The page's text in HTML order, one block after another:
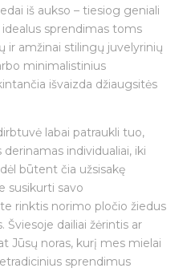
iš aukso – tiesiog geniali
idealus sprendimas toms
ir amžinai stilingų juvelyrinių
minimalistinius
išvaizda džiaugsitės
labai patraukli tuo,
individualiai, iki
būtent čia užsisakę
susikurti savo
rinktis norimo pločio žiedus
Šviesoje dailiai žėrintis ar
Jūsų noras, kurį mes mielai
sprendimus